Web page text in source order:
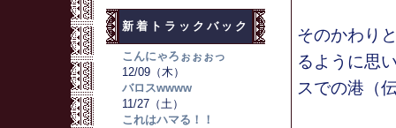
新着トラックバック
こんにゃろぉぉぉっ
12/09（木）
バロスwwww
11/27（土）
これはハマる！！
そのかわり
るように思
スでの港（